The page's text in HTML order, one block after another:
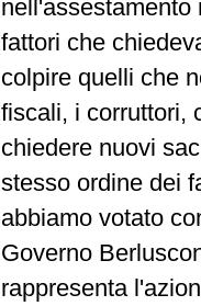
nell'assestamento
fattori che
colpire quelli che
fiscali, i corruttori,
chiedere nuovi
stesso ordine dei
abbiamo votato
Governo
rappresenta